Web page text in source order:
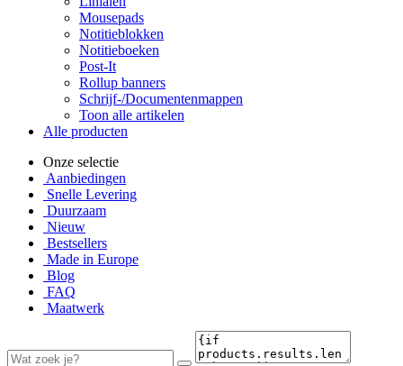
Mousepads
Notitieblokken
Notitieboeken
Post-It
Rollup banners
Schrijf-/Documentenmappen
Toon alle artikelen
Alle producten
Onze selectie
Aanbiedingen
Snelle Levering
Duurzaam
Nieuw
Bestsellers
Made in Europe
Blog
FAQ
Maatwerk